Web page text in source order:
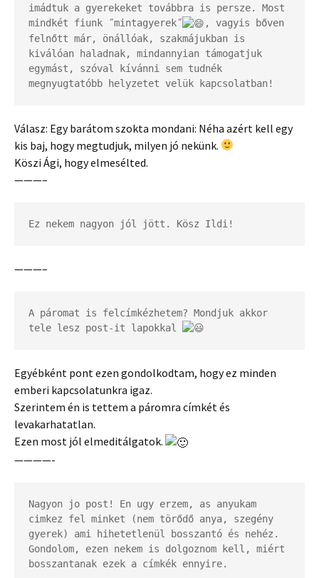
imádtuk a gyerekeket továbbra is persze. Most
mindkét fiunk ˝mintagyerek˝
, vagyis bőven
felnőtt már, önállóak, szakmájukban is
kiválóan haladnak, mindannyian támogatjuk
egymást, szóval kívánni sem tudnék
megnyugtatóbb helyzetet velük kapcsolatban!
Válasz: Egy barátom szokta mondani: Néha azért kell egy
kis baj, hogy megtudjuk, milyen jó nekünk.
Köszi Ági, hogy elmesélted.
———–
Ez nekem nagyon jól jött. Kösz Ildi!
———–
A páromat is felcímkézhetem? Mondjuk akkor
tele lesz post-it lapokkal
Egyébként pont ezen gondolkodtam, hogy ez minden
emberi kapcsolatunkra igaz.
Szerintem én is tettem a páromra címkét és
levakarhatatlan.
Ezen most jól elmeditálgatok.
————-
Nagyon jo post! En ugy erzem, as anyukam
cimkez fel minket (nem törődő anya, szegény
gyerek) ami hihetetlenül bosszantó és nehéz.
Gondolom, ezen nekem is dolgoznom kell, miért
bosszantanak ezek a címkék ennyire.